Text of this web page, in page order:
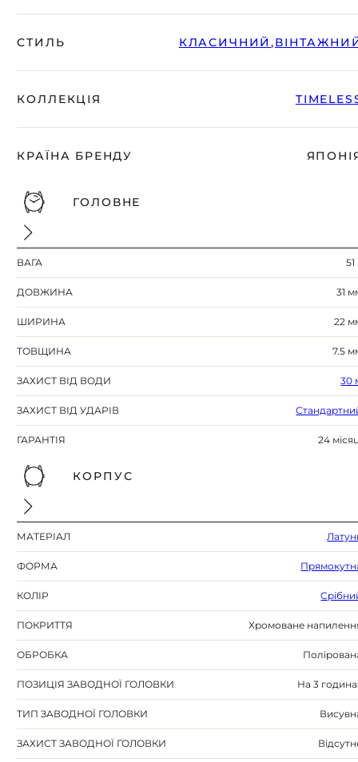
СТИЛЬ КЛАСИЧНИЙ,
КОЛЛЕКЦІЯ
КРАЇНА БРЕНДУ
ГОЛОВНЕ
ВАГА 51
ДОВЖИНА 31
ШИРИНА 22
ТОВЩИНА 7.5
ЗАХИСТ ВІД ВОДИ 30
ЗАХИСТ ВІД УДАРІВ
ГАРАНТІЯ 24
КОРПУС
МАТЕРІАЛ
ФОРМА
КОЛІР
ПОКРИТТЯ Хромоване
ОБРОБКА
ПОЗИЦІЯ ЗАВОДНОЇ ГОЛОВКИ На 3
ТИП ЗАВОДНОЇ ГОЛОВКИ
ЗАХИСТ ЗАВОДНОЇ ГОЛОВКИ